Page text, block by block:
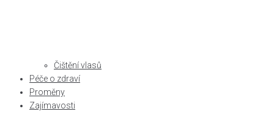
Čištění vlasů
Péče o zdraví
Proměny
Zajímavosti